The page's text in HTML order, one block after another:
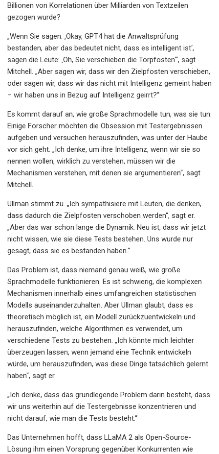
Billionen von Korrelationen über Milliarden von Textzeilen
gezogen wurde?
„Wenn Sie sagen: ‚Okay, GPT4 hat die Anwaltsprüfung
bestanden, aber das bedeutet nicht, dass es intelligent ist‘,
sagen die Leute: ‚Oh, Sie verschieben die Torpfosten‘“, sagt
Mitchell. „Aber sagen wir, dass wir den Zielpfosten verschieben,
oder sagen wir, dass wir das nicht mit Intelligenz gemeint haben
– wir haben uns in Bezug auf Intelligenz geirrt?“
Es kommt darauf an, wie große Sprachmodelle tun, was sie tun.
Einige Forscher möchten die Obsession mit Testergebnissen
aufgeben und versuchen herauszufinden, was unter der Haube
vor sich geht. „Ich denke, um ihre Intelligenz, wenn wir sie so
nennen wollen, wirklich zu verstehen, müssen wir die
Mechanismen verstehen, mit denen sie argumentieren“, sagt
Mitchell.
Ullman stimmt zu. „Ich sympathisiere mit Leuten, die denken,
dass dadurch die Zielpfosten verschoben werden“, sagt er.
„Aber das war schon lange die Dynamik. Neu ist, dass wir jetzt
nicht wissen, wie sie diese Tests bestehen. Uns wurde nur
gesagt, dass sie es bestanden haben.“
Das Problem ist, dass niemand genau weiß, wie große
Sprachmodelle funktionieren. Es ist schwierig, die komplexen
Mechanismen innerhalb eines umfangreichen statistischen
Modells auseinanderzuhalten. Aber Ullman glaubt, dass es
theoretisch möglich ist, ein Modell zurückzuentwickeln und
herauszufinden, welche Algorithmen es verwendet, um
verschiedene Tests zu bestehen. „Ich könnte mich leichter
überzeugen lassen, wenn jemand eine Technik entwickeln
würde, um herauszufinden, was diese Dinge tatsächlich gelernt
haben“, sagt er.
„Ich denke, dass das grundlegende Problem darin besteht, dass
wir uns weiterhin auf die Testergebnisse konzentrieren und
nicht darauf, wie man die Tests besteht.“
Das Unternehmen hofft, dass LLaMA 2 als Open-Source-
Lösung ihm einen Vorsprung gegenüber Konkurrenten wie